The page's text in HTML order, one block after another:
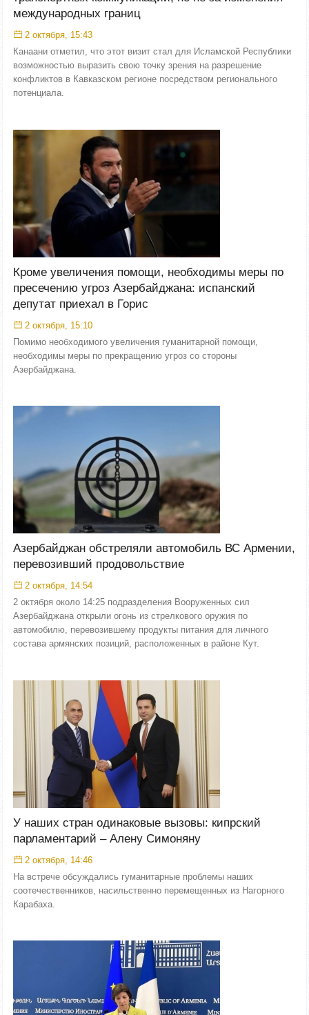
международных границ
2 октября, 15:43
Канаани отметил, что этот визит стал для Исламской Республики
возможностью выразить свою точку зрения на разрешение
конфликтов в Кавказском регионе посредством регионального
потенциала.
Кроме увеличения помощи, необходимы меры по
пресечению угроз Азербайджана: испанский
депутат приехал в Горис
2 октября, 15:10
Помимо необходимого увеличения гуманитарной помощи,
необходимы меры по прекращению угроз со стороны
Азербайджана.
Азербайджан обстреляли автомобиль ВС Армении,
перевозивший продовольствие
2 октября, 14:54
2 октября около 14:25 подразделения Вооруженных сил
Азербайджана открыли огонь из стрелкового оружия по
автомобилю, перевозившему продукты питания для личного
состава армянских позиций, расположенных в районе Кут.
У наших стран одинаковые вызовы: кипрский
парламентарий – Алену Симоняну
2 октября, 14:46
На встрече обсуждались гуманитарные проблемы наших
соотечественников, насильственно перемещенных из Нагорного
Карабаха.